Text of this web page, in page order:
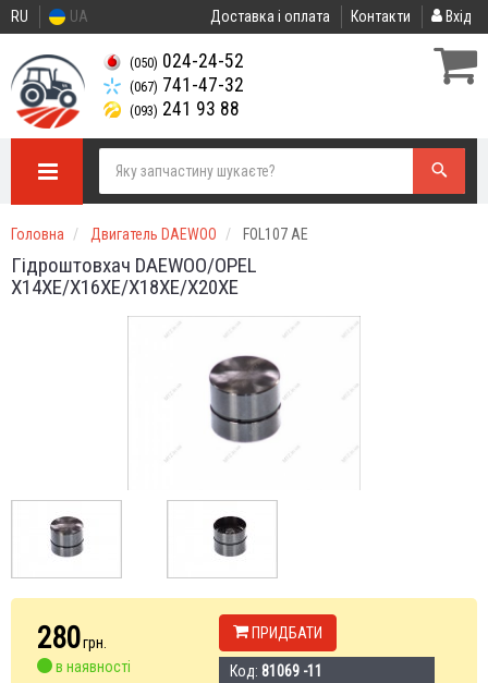
RU UA Доставка і оплата Контакти Вхід
(050) 024-24-52
(067) 741-47-32
(093) 241 93 88
Головна Двигатель DAEWOO FOL107 AE
Гідроштовхач DAEWOO/OPEL
X14XE/X16XE/X18XE/X20XE
280грн.
в наявності
ПРИДБАТИ
Код: 81069 -11